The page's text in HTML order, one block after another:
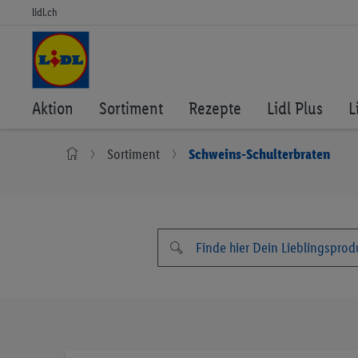
lidl.ch
Aktion Sortiment Rezepte Lidl Plus
Sortiment Schweins-Schulterbraten